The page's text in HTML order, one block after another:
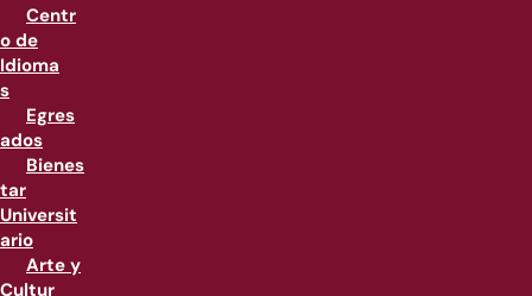
Centr
o de
Idioma
s
Egres
ados
Bienes
tar
Universit
ario
Arte y
Cultur